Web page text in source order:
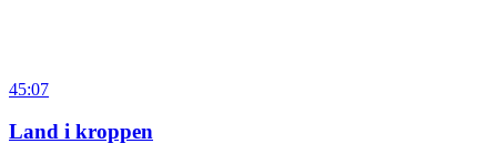
45:07
Land i kroppen